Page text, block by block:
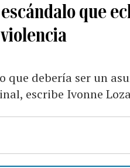
que
violencia
debería ser un
escribe Ivonne